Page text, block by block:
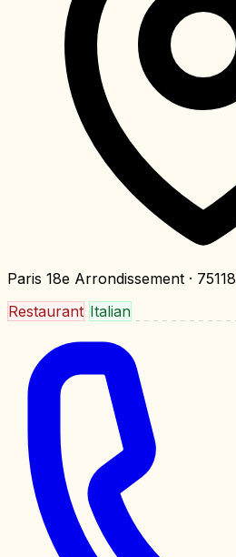
Paris 18e Arrondissement · 75118
Restaurant Italian